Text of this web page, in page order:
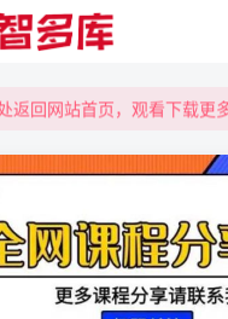
返回网站首页，观看下载更
返回网站首页，观看下载更